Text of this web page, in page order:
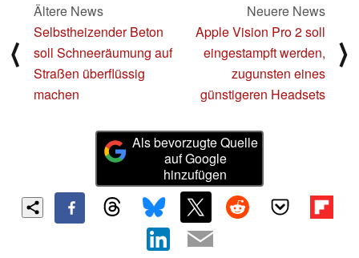
⟨
Ältere News
Selbstheizender Beton
soll Schneeräumung auf
Straßen überflüssig
machen
Neuere News
Apple Vision Pro 2 soll
eingestampft werden,
zugunsten eines
günstigeren Headsets
⟩
Als bevorzugte Quelle
auf Google
hinzufügen